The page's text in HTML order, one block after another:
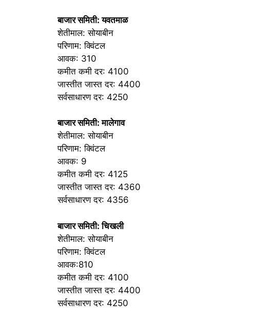
बाजार समिती: यवतमाळ
शेतीमाल: सोयाबीन
परिणाम: क्विंटल
आवक: 310
कमीत कमी दर: 4100
जास्तीत जास्त दर: 4400
सर्वसाधारण दर: 4250
बाजार समिती: मालेगाव
शेतीमाल: सोयाबीन
परिणाम: क्विंटल
आवक: 9
कमीत कमी दर: 4125
जास्तीत जास्त दर: 4360
सर्वसाधारण दर: 4356
बाजार समिती: चिखली
शेतीमाल: सोयाबीन
परिणाम: क्विंटल
आवक:810
कमीत कमी दर: 4100
जास्तीत जास्त दर: 4400
सर्वसाधारण दर: 4250